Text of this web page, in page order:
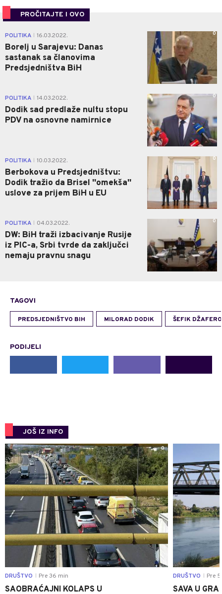
PROČITAJTE I OVO
POLITIKA 16.03.2022.
Borelj u Sarajevu: Danas
sastanak sa članovima
Predsjedništva BiH
0
POLITIKA 14.03.2022.
Dodik sad predlaže nultu stopu
PDV na osnovne namirnice
0
POLITIKA 10.03.2022.
Berbokova u Predsjedništvu:
Dodik tražio da Brisel ''omekša''
uslove za prijem BiH u EU
0
POLITIKA 04.03.2022.
DW: BiH traži izbacivanje Rusije
iz PIC-a, Srbi tvrde da zaključci
nemaju pravnu snagu
0
TAGOVI
PREDSJEDNIŠTVO BIH MILORAD DODIK ŠEFIK
PODIJELI
JOŠ IZ INFO
0
DRUŠTVO Pre 36 min
SAOBRAĆAJNI KOLAPS U
DRUŠTVO Pre
SAVA U